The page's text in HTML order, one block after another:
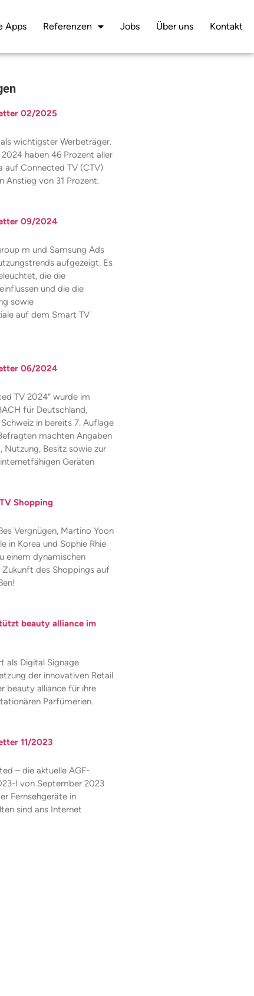
Apps Referenzen Jobs Über uns Kontakt
02/2025
wichtigster Werbeträger.
haben 46 Prozent aller
auf Connected TV (CTV)
Anstieg von 31 Prozent.
09/2024
m und Samsung Ads
aufgezeigt. Es
die die
und die die
sowie
auf dem Smart TV
06/2024
TV 2024“ wurde im
für Deutschland,
in bereits 7. Auflage
machten Angaben
Nutzung, Besitz sowie zur
Geräten
Shopping
Vergnügen, Martino Yoon
in Korea und Sophie Rhie
einem dynamischen
des Shoppings auf
beauty alliance im
als Digital Signage
der innovativen Retail
beauty alliance für ihre
Parfümerien.
11/2023
– die aktuelle AGF-
I von September 2023
Fernsehgeräte in
sind ans Internet